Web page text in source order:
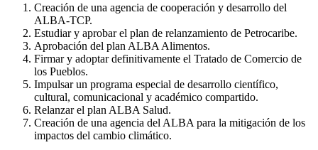
Creación de una agencia de cooperación y desarrollo del
ALBA-TCP.
Estudiar y aprobar el plan de relanzamiento de Petrocaribe.
Aprobación del plan ALBA Alimentos.
Firmar y adoptar definitivamente el Tratado de Comercio de
los Pueblos.
Impulsar un programa especial de desarrollo científico,
cultural, comunicacional y académico compartido.
Relanzar el plan ALBA Salud.
Creación de una agencia del ALBA para la mitigación de los
impactos del cambio climático.